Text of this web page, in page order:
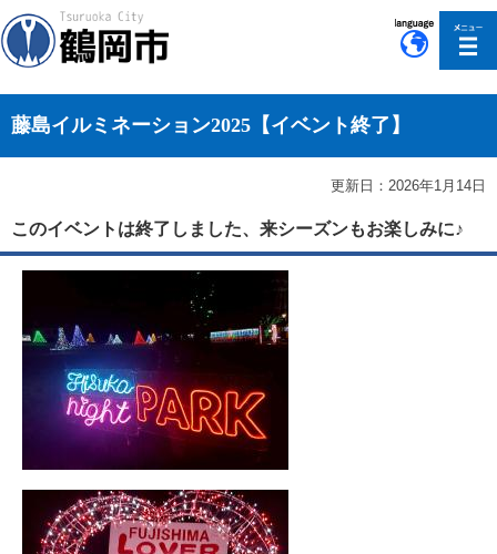
藤島イルミネーション2025【イベント終了】
更新日：2026年1月14日
このイベントは終了しました、来シーズンもお楽しみに♪